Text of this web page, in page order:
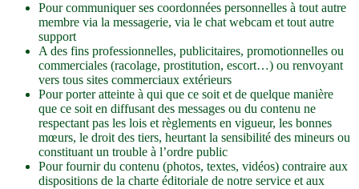
Pour communiquer ses coordonnées personnelles à tout autre
membre via la messagerie, via le chat webcam et tout autre
support
A des fins professionnelles, publicitaires, promotionnelles ou
commerciales (racolage, prostitution, escort…) ou renvoyant
vers tous sites commerciaux extérieurs
Pour porter atteinte à qui que ce soit et de quelque manière
que ce soit en diffusant des messages ou du contenu ne
respectant pas les lois et règlements en vigueur, les bonnes
mœurs, le droit des tiers, heurtant la sensibilité des mineurs ou
constituant un trouble à l’ordre public
Pour fournir du contenu (photos, textes, vidéos) contraire aux
dispositions de la charte éditoriale de notre service et aux